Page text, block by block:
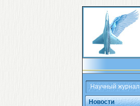
Научный журнал
Новости